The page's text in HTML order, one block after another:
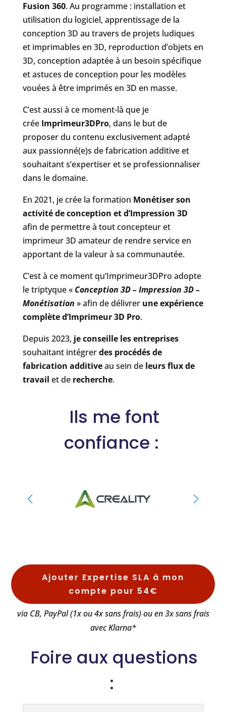
Fusion 360. Au programme : installation et
utilisation du logiciel, apprentissage de la
conception 3D au travers de projets ludiques
et imprimables en 3D, reproduction d’objets en
3D, conception adaptée à un besoin spécifique
et astuces de conception pour les modèles
vouées à être imprimés en 3D en masse.
C’est aussi à ce moment-là que je
crée Imprimeur3DPro, dans le but de
proposer du contenu exclusivement adapté
aux passionné(e)s de fabrication additive et
souhaitant s’expertiser et se professionnaliser
dans le domaine.
En 2021, je crée la formation Monétiser son
activité de conception et d’Impression 3D
afin de permettre à tout concepteur et
imprimeur 3D amateur de rendre service en
apportant de la valeur à sa communautée.
C’est à ce moment qu’Imprimeur3DPro adopte
le triptyque « Conception 3D – Impression 3D –
Monétisation » afin de délivrer une expérience
complète d’Imprimeur 3D Pro.
Depuis 2023, je conseille les entreprises
souhaitant intégrerdes procédés de
fabrication additiveau sein de leurs flux de
travail et de recherche.
Ils me font
confiance :
Ajouter Expertise SLA à mon
compte pour 54€
via CB, PayPal (1x ou 4x sans frais) ou en 3x sans frais
avec Klarna*
Foire aux questions
: